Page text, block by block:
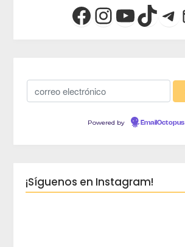
Powered by EmailOctopus
¡Síguenos en Instagram!